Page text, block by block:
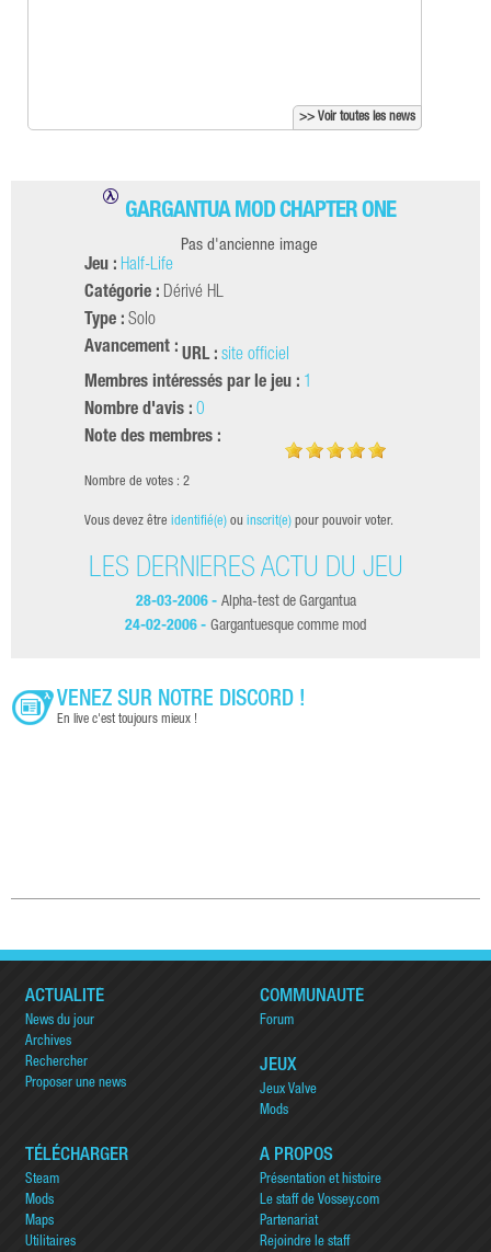
>> Voir toutes les news
GARGANTUA MOD CHAPTER ONE
Pas d'ancienne image
Jeu : Half-Life
Catégorie : Dérivé HL
Type : Solo
Avancement : URL : site officiel
Membres intéressés par le jeu : 1
Nombre d'avis : 0
Note des membres :
Nombre de votes : 2
Vous devez être identifié(e) ou inscrit(e) pour pouvoir voter.
LES DERNIÈRES ACTU DU JEU
28-03-2006 - Alpha-test de Gargantua
24-02-2006 - Gargantuesque comme mod
VENEZ SUR NOTRE DISCORD !
En live c'est toujours mieux !
ACTUALITÉ
News du jour
Archives
Rechercher
Proposer une news
COMMUNAUTÉ
Forum
JEUX
Jeux Valve
Mods
TÉLÉCHARGER
Steam
Mods
Maps
Utilitaires
A PROPOS
Présentation et histoire
Le staff de Vossey.com
Partenariat
Rejoindre le staff